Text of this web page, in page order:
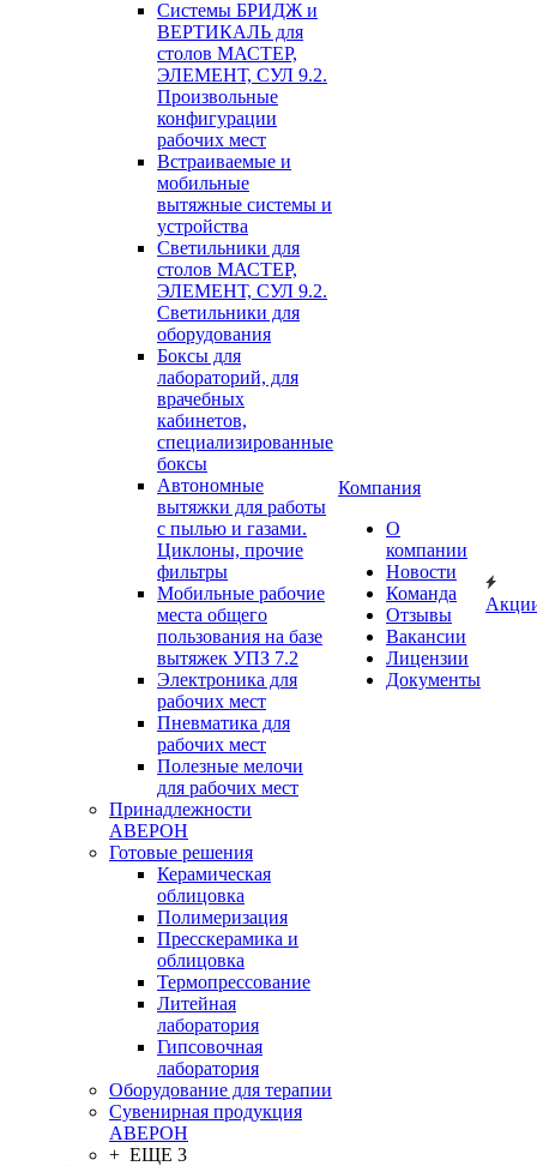
Системы БРИДЖ и
ВЕРТИКАЛЬ для
столов МАСТЕР,
ЭЛЕМЕНТ, СУЛ 9.2.
Произвольные
конфигурации
рабочих мест
Встраиваемые и
мобильные
вытяжные системы и
устройства
Светильники для
столов МАСТЕР,
ЭЛЕМЕНТ, СУЛ 9.2.
Светильники для
оборудования
Боксы для
лабораторий, для
врачебных
кабинетов,
специализированные
боксы
Автономные
вытяжки для работы
с пылью и газами.
Циклоны, прочие
фильтры
Мобильные рабочие
места общего
пользования на базе
вытяжек УПЗ 7.2
Электроника для
рабочих мест
Пневматика для
рабочих мест
Полезные мелочи
для рабочих мест
Принадлежности
АВЕРОН
Готовые решения
Керамическая
облицовка
Полимеризация
Пресскерамика и
облицовка
Термопрессование
Литейная
лаборатория
Гипсовочная
лаборатория
Оборудование для терапии
Сувенирная продукция
АВЕРОН
+ ЕЩЕ 3
Компания
О
компании
Новости
Команда
Отзывы
Вакансии
Лицензии
Документы